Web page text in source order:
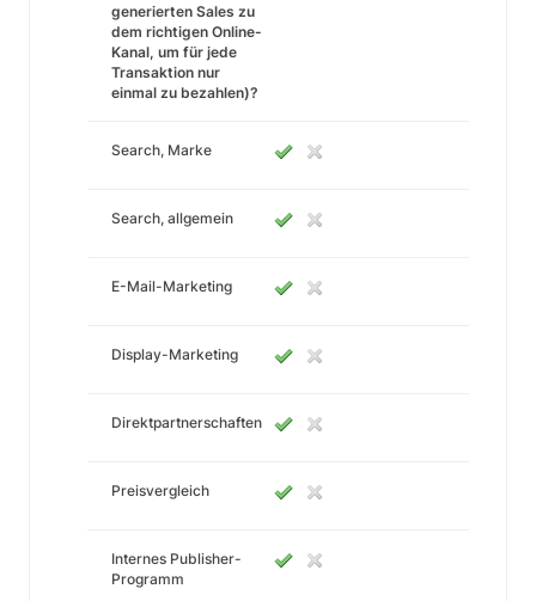
generierten Sales zu
dem richtigen Online-
Kanal, um für jede
Transaktion nur
einmal zu bezahlen)?
Search, Marke
Search, allgemein
E-Mail-Marketing
Display-Marketing
Direktpartnerschaften
Preisvergleich
Internes Publisher-
Programm